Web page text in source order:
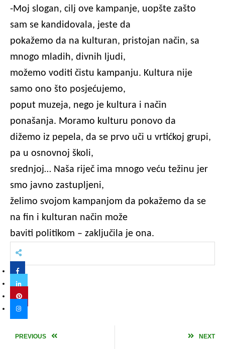
-Moj slogan, cilj ove kampanje, uopšte zašto
sam se kandidovala, jeste da
pokažemo da na kulturan, pristojan način, sa
mnogo mladih, divnih ljudi,
možemo voditi čistu kampanju. Kultura nije
samo ono što posjećujemo,
poput muzeja, nego je kultura i način
ponašanja. Moramo kulturu ponovo da
dižemo iz pepela, da se prvo uči u vrtićkoj grupi,
pa u osnovnoj školi,
srednjoj… Naša riječ ima mnogo veću težinu jer
smo javno zastupljeni,
želimo svojom kampanjom da pokažemo da se
na fin i kulturan način može
baviti politikom – zaključila je ona.
PREVIOUS NEXT